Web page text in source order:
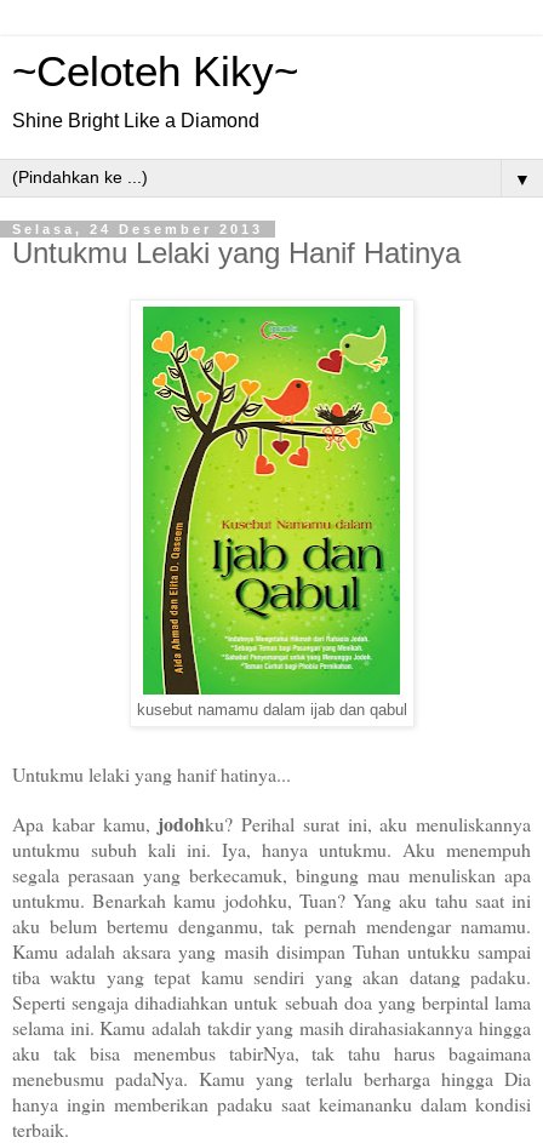
~Celoteh Kiky~
Shine Bright Like a Diamond
▼
Selasa, 24 Desember 2013
Untukmu Lelaki yang Hanif Hatinya
kusebut namamu dalam ijab dan qabul
Untukmu lelaki yang hanif hatinya...
Apa kabar kamu, jodohku? Perihal surat ini, aku menuliskannya
untukmu subuh kali ini. Iya, hanya untukmu. Aku menempuh
segala perasaan yang berkecamuk, bingung mau menuliskan apa
untukmu. Benarkah kamu jodohku, Tuan? Yang aku tahu saat ini
aku belum bertemu denganmu, tak pernah mendengar namamu.
Kamu adalah aksara yang masih disimpan Tuhan untukku sampai
tiba waktu yang tepat kamu sendiri yang akan datang padaku.
Seperti sengaja dihadiahkan untuk sebuah doa yang berpintal lama
selama ini. Kamu adalah takdir yang masih dirahasiakannya hingga
aku tak bisa menembus tabirNya, tak tahu harus bagaimana
menebusmu padaNya. Kamu yang terlalu berharga hingga Dia
hanya ingin memberikan padaku saat keimananku dalam kondisi
terbaik.